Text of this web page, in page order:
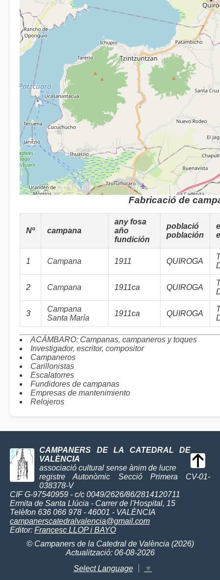
Fabricació de
Nº campana
any fosa
año
fundición
població
población
1 Campana 1911 QUIROGA
2 Campana 1911ca QUIROGA
3
Campana
Santa María
1911ca QUIROGA
ACÁMBARO: Campanas, campaneros y toques
Investigador, escritor, compositor
Campaneros
Carillonistas
Escalatorres
Fundidores de campanas
Empresas de mantenimiento
Relojeros
CAMPANERS DE LA CATEDRAL DE
VALÈNCIA
associació cultural sense ànim de lucre
registre Autonòmic Secció Primera CV-01-
038378-V
CIF G-97540959 - c/c 0049/2626/86/2814120711
Ermita de Santa Llúcia - Carrer de l'Hospital, 15
Telèfon 636 066 978 - 46001 - VALÈNCIA
campanerscatedralvalencia@gmail.com
Editor: Francesc LLOP i BAYO
© Campaners de la Catedral de València (2026)
Actualització: 06-08-2026
Select Language
▼